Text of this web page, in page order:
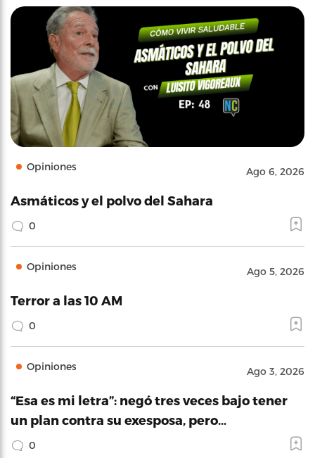
Opiniones Ago 6, 2026
Asmáticos y el polvo del Sahara
0
Opiniones Ago 5, 2026
Terror a las 10 AM
0
Opiniones Ago 3, 2026
“Esa es mi letra”: negó tres veces bajo tener
un plan contra su exesposa, pero…
0